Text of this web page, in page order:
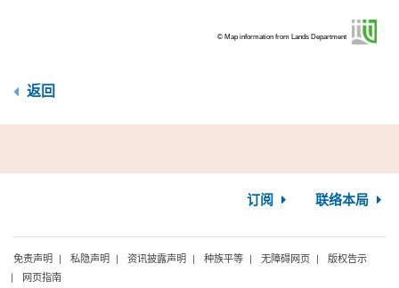
© Map information from Lands Department
返回
订阅 联络本局
免责声明 私隐声明 资讯披露声明 种族平等 无障碍网页
版权告示
网页指南